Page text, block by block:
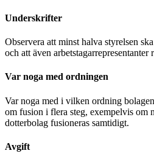
Underskrifter
Observera att minst halva styrelsen
och att även arbetstagarrepresentanter
Var noga med ordningen
Var noga med i vilken ordning
om fusion i flera steg, exempelvis om
dotterbolag fusioneras samtidigt.
Avgift